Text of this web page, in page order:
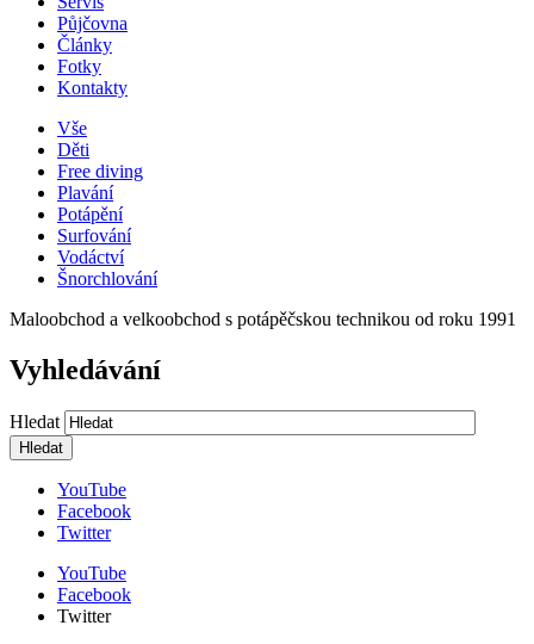
Půjčovna
Články
Fotky
Kontakty
Vše
Děti
Free diving
Plavání
Potápění
Surfování
Vodáctví
Šnorchlování
Maloobchod a velkoobchod s potápěčskou technikou od roku 1991
Vyhledávání
Hledat
YouTube
Facebook
Twitter
YouTube
Facebook
Twitter